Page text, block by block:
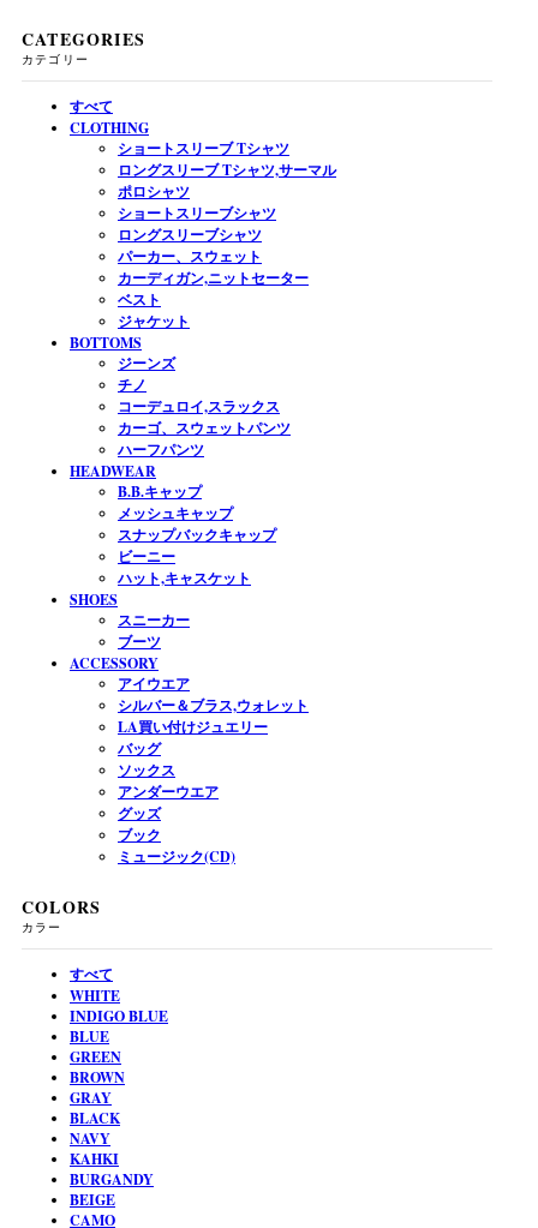
CATEGORIES
カテゴリー
すべて
CLOTHING
ショートスリーブ Tシャツ
ロングスリーブ Tシャツ,サーマル
ポロシャツ
ショートスリーブシャツ
ロングスリーブシャツ
パーカー、スウェット
カーディガン,ニットセーター
ベスト
ジャケット
BOTTOMS
ジーンズ
チノ
コーデュロイ,スラックス
カーゴ、スウェットパンツ
ハーフパンツ
HEADWEAR
B.B.キャップ
メッシュキャップ
スナップバックキャップ
ビーニー
ハット,キャスケット
SHOES
スニーカー
ブーツ
ACCESSORY
アイウエア
シルバー＆ブラス,ウォレット
LA買い付けジュエリー
バッグ
ソックス
アンダーウエア
グッズ
ブック
ミュージック(CD)
COLORS
カラー
すべて
WHITE
INDIGO BLUE
BLUE
GREEN
BROWN
GRAY
BLACK
NAVY
KAHKI
BURGANDY
BEIGE
CAMO